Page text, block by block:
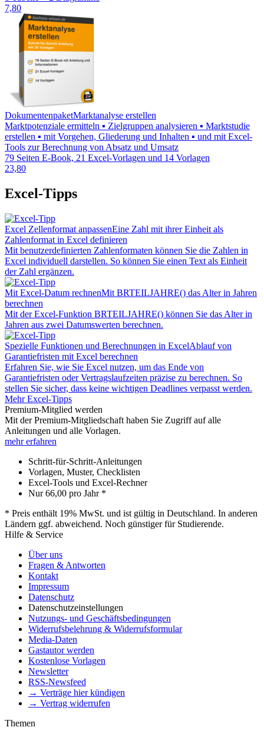
7,80
DokumentenpaketMarktanalyse erstellen
Marktpotenziale ermitteln ▪ Zielgruppen analysieren ▪ Marktstudie
erstellen ▪ mit Vorgehen, Gliederung und Inhalten ▪ und mit Excel-
Tools zur Berechnung von Absatz und Umsatz
79 Seiten E-Book, 21 Excel-Vorlagen und 14 Vorlagen
23,80
Excel-Tipps
Excel Zellenformat anpassenEine Zahl mit ihrer Einheit als
Zahlenformat in Excel definieren
Mit benutzerdefinierten Zahlenformaten können Sie die Zahlen in
Excel individuell darstellen. So können Sie einen Text als Einheit
der Zahl ergänzen.
Mit Excel-Datum rechnenMit BRTEILJAHRE() das Alter in Jahren
berechnen
Mit der Excel-Funktion BRTEILJAHRE() können Sie das Alter in
Jahren aus zwei Datumswerten berechnen.
Spezielle Funktionen und Berechnungen in ExcelAblauf von
Garantiefristen mit Excel berechnen
Erfahren Sie, wie Sie Excel nutzen, um das Ende von
Garantiefristen oder Vertragslaufzeiten präzise zu berechnen. So
stellen Sie sicher, dass keine wichtigen Deadlines verpasst werden.
Mehr Excel-Tipps
Premium-Mitglied werden
Mit der Premium-Mitgliedschaft haben Sie Zugriff auf alle
Anleitungen und alle Vorlagen.
mehr erfahren
Schritt-für-Schritt-Anleitungen
Vorlagen, Muster, Checklisten
Excel-Tools und Excel-Rechner
Nur66,00 pro Jahr *
* Preis enthält 19% MwSt. und ist gültig in Deutschland. In anderen
Ländern ggf. abweichend. Noch günstiger für Studierende.
Hilfe & Service
Über uns
Fragen & Antworten
Kontakt
Impressum
Datenschutz
Datenschutzeinstellungen
Nutzungs- und Geschäftsbedingungen
Widerrufsbelehrung & Widerrufsformular
Media-Daten
Gastautor werden
Kostenlose Vorlagen
Newsletter
RSS-Newsfeed
→ Verträge hier kündigen
→ Vertrag widerrufen
Themen